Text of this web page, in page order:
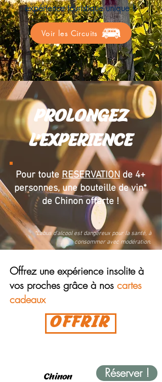
expérience touristique unique !
Voir les Circuits
PROLONGEZ
L'EXPERIENCE
Pour toute RESERVATION de 4+
personnes, une bouteille de vin*
de Chinon offerte !
*L'abus d'alcool est dangereux pour la santé, à
consommer avec modération.
Offrez une expérience insolite à
vos proches grâce à nos cartes
cadeaux
OFFRIR
Réserver !
Chinon